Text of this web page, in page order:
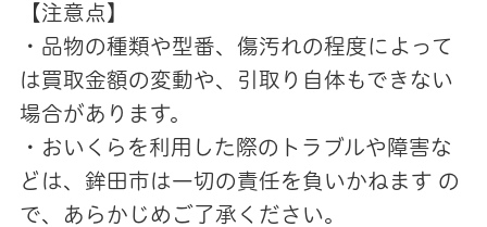
【注意点】
・品物の種類や型番、傷汚れの程度によって
は買取金額の変動や、引取り自体もできない
場合があります。
・おいくらを利用した際のトラブルや障害な
どは、鉾田市は一切の責任を負いかねます の
で、あらかじめご了承ください。